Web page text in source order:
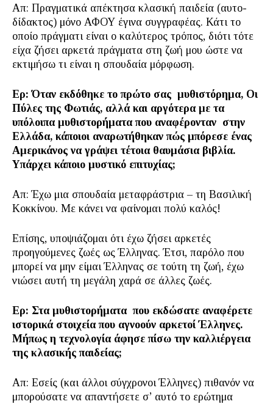
Απ: Πραγματικά απέκτησα κλασική παιδεία (αυτο-
δίδακτος) μόνο ΑΦΟΥ έγινα συγγραφέας. Κάτι το
οποίο πράγματι είναι ο καλύτερος τρόπος, διότι τότε
είχα ζήσει αρκετά πράγματα στη ζωή μου ώστε να
εκτιμήσω τι είναι η σπουδαία μόρφωση.
Ερ: Όταν εκδόθηκε το πρώτο σας μυθιστόρημα, Οι
Πύλες της Φωτιάς, αλλά και αργότερα με τα
υπόλοιπα μυθιστορήματα που αναφέρονταν στην
Ελλάδα, κάποιοι αναρωτήθηκαν πώς μπόρεσε ένας
Αμερικάνος να γράψει τέτοια θαυμάσια βιβλία.
Υπάρχει κάποιο μυστικό επιτυχίας;
Απ: Έχω μια σπουδαία μεταφράστρια – τη Βασιλική
Κοκκίνου. Με κάνει να φαίνομαι πολύ καλός!
Επίσης, υποψιάζομαι ότι έχω ζήσει αρκετές
προηγούμενες ζωές ως Έλληνας. Έτσι, παρόλο που
μπορεί να μην είμαι Έλληνας σε τούτη τη ζωή, έχω
νιώσει αυτή τη μεγάλη χαρά σε άλλες ζωές.
Ερ: Στα μυθιστορήματα που εκδώσατε αναφέρετε
ιστορικά στοιχεία που αγνοούν αρκετοί Έλληνες.
Μήπως η τεχνολογία άφησε πίσω την καλλιέργεια
της κλασικής παιδείας;
Απ: Εσείς (και άλλοι σύγχρονοι Έλληνες) πιθανόν να
μπορούσατε να απαντήσετε σ’ αυτό το ερώτημα